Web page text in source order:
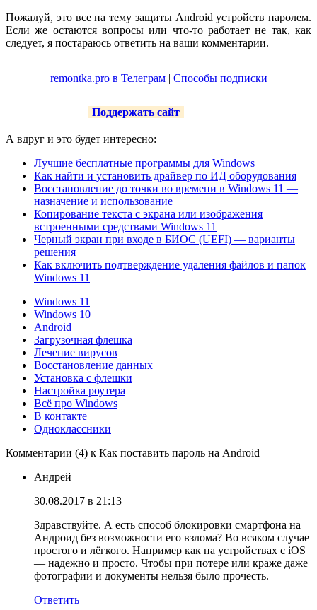
Пожалуй, это все на тему защиты Android устройств паролем.
Если же остаются вопросы или что-то работает не так, как
следует, я постараюсь ответить на ваши комментарии.
remontka.pro в Телеграм| Способы подписки
Поддержать сайт
А вдруг и это будет интересно:
Лучшие бесплатные программы для Windows
Как найти и установить драйвер по ИД оборудования
Восстановление до точки во времени в Windows 11 —
назначение и использование
Копирование текста с экрана или изображения
встроенными средствами Windows 11
Черный экран при входе в БИОС (UEFI) — варианты
решения
Как включить подтверждение удаления файлов и папок
Windows 11
Windows 11
Windows 10
Android
Загрузочная флешка
Лечение вирусов
Восстановление данных
Установка с флешки
Настройка роутера
Всё про Windows
В контакте
Одноклассники
Комментарии (4) к Как поставить пароль на Android
Андрей
30.08.2017 в 21:13
Здравствуйте. А есть способ блокировки смартфона на
Андроид без возможности его взлома? Во всяком случае
простого и лёгкого. Например как на устройствах с iOS
— надежно и просто. Чтобы при потере или краже даже
фотографии и документы нельзя было прочесть.
Ответить